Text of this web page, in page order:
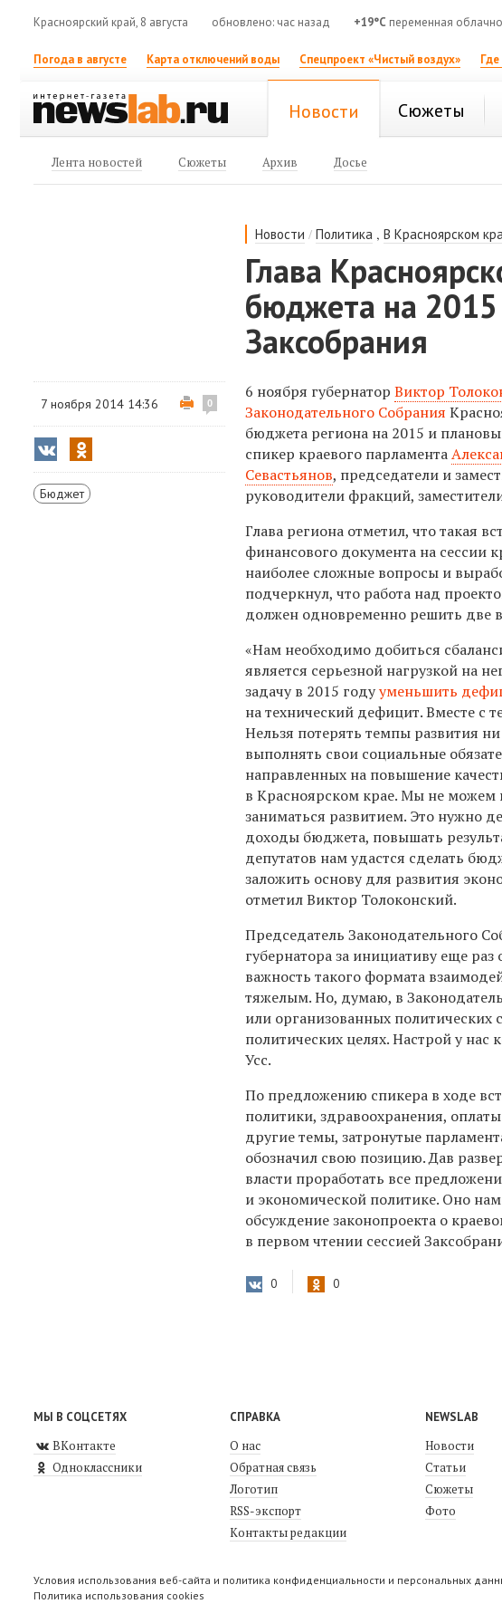
Красноярский край, 8 августа обновлено: час назад +19°C переменная
Погода в августе Карта отключений воды Спецпроект «Чистый воздух»
Новости Сюжеты
Лента новостей Сюжеты Архив Досье
Новости /Политика ,В Красноярском
Глава
бюджета на 2015
Заксобрания
7 ноября 2014 14:36 0
Бюджет
6 ноября губернаторВиктор
Законодательного Собрания
бюджета региона на 2015 и
спикер краевого парламента
Севастьянов, председатели и
руководители фракций,
Глава региона отметил, что такая
финансового документа на сессии
наиболее сложные вопросы и
подчеркнул, что работа над
должен одновременно решить две
«Нам необходимо добиться
является серьезной нагрузкой на
задачу в 2015 годууменьшить
на технический дефицит. Вместе с
Нельзя потерять темпы развития
выполнять свои социальные
направленных на повышение
в Красноярском крае. Мы не можем
заниматься развитием. Это нужно
доходы бюджета, повышать
депутатов нам удастся сделать
заложить основу для развития
отметил Виктор Толоконский.
Председатель Законодательного
губернатора за инициативу еще
важность такого формата
тяжелым. Но, думаю, в
или организованных политических
политических целях. Настрой у
Усс.
По предложению спикера в ходе
политики, здравоохранения,
другие темы, затронутые
обозначил свою позицию. Дав
власти проработать все
и экономической политике. Оно
обсуждение законопроекта о
в первом чтении сессией
0 0
МЫ В СОЦСЕТЯХ
ВКонтакте
Одноклассники
СПРАВКА
О нас
Обратная связь
Логотип
RSS-экспорт
Контакты редакции
NEWSLAB
Новости
Статьи
Сюжеты
Фото
Условия использования веб-сайта и политика конфиденциальности и персональных
Политика использования cookies